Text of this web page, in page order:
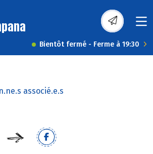
Bientôt fermé - Ferme à 19:30
associé.e.s